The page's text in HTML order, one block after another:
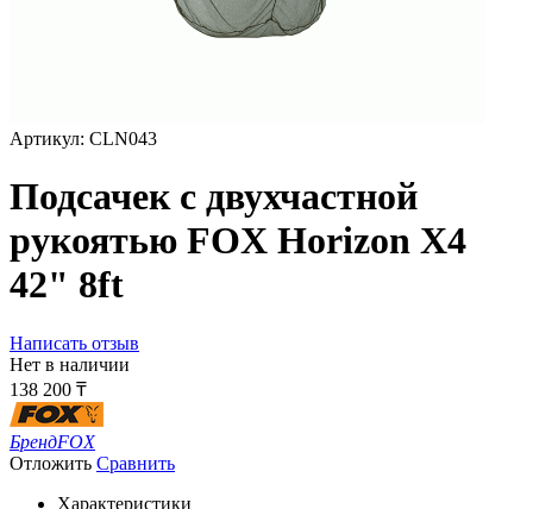
Артикул: CLN043
Подсачек с двухчастной
рукоятью FOX Horizon X4
42" 8ft
Написать отзыв
Нет в наличии
138 200 ₸
БрендFOX
Отложить Сравнить
Характеристики